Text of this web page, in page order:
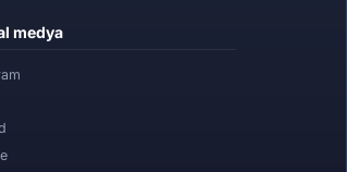
medya